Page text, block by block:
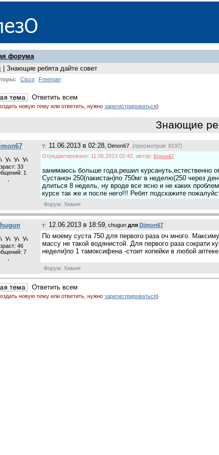
форума
| Знающие ребята дайте совет
Cisco Freeman
новую тему или ответить, нужно зарегистрироваться)
Знающие
11.06.2013 в 02:28 , Dimon67 (просмотров: 8197)
33
1
Отредактировано: 11.06.2013 02:42, автор: Dimon67
занимаюсь больше года,решил
Сустанон 250(пакистан)по 750мг в неделю(250 через
длиться 8 недель, ну вроде все ясно и не каких
курсе так же и после него!!! Ребят подскажите
Форум: Химия
12.06.2013 в 18:59 , chugun для Dimon67
46
7
По моему суста 750 для первого раза оч много.
массу не такой водянистой. Для первого раза сократи
недели)по 1 тамоксифена -стоит копейки в любой
Форум: Химия
новую тему или ответить, нужно зарегистрироваться)